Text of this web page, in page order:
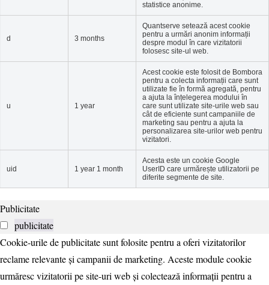
statistice anonime.
d 3 months
Quantserve setează acest cookie
pentru a urmări anonim informații
despre modul în care vizitatorii
folosesc site-ul web.
u 1 year
Acest cookie este folosit de Bombora
pentru a colecta informații care sunt
utilizate fie în formă agregată, pentru
a ajuta la înțelegerea modului în
care sunt utilizate site-urile web sau
cât de eficiente sunt campaniile de
marketing sau pentru a ajuta la
personalizarea site-urilor web pentru
vizitatori.
uid 1 year 1 month
Acesta este un cookie Google
UserID care urmărește utilizatorii pe
diferite segmente de site.
Publicitate
publicitate
Cookie-urile de publicitate sunt folosite pentru a oferi vizitatorilor
reclame relevante și campanii de marketing. Aceste module cookie
urmăresc vizitatorii pe site-uri web și colectează informații pentru a